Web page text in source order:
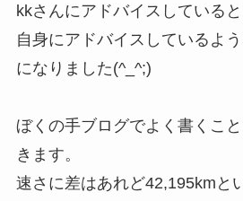
kkさんにアドバイスしている
自身にアドバイスしているよ
になりました(^_^;)
ぼくの手ブログでよく書くこ
きます。
速さに差はあれど42,195kmと